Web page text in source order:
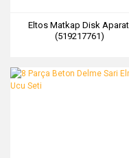
Eltos Matkap Disk
(519217761)